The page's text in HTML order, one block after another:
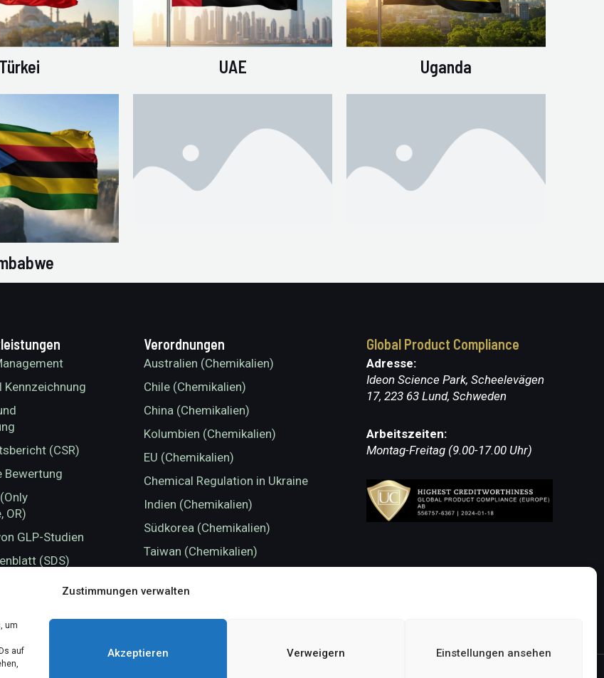
Zustimmungen verwalten
um
auf
Akzeptieren Verweigern Einstellungen ansehen
Türkei UAE Uganda
Kennzeichnung
(CSR)
Bewertung
OR)
GLP-Studien
(SDS)
chemischen
Verordnungen
Australien (Chemikalien)
Chile (Chemikalien)
China (Chemikalien)
Kolumbien (Chemikalien)
EU (Chemikalien)
Chemical Regulation in Ukraine
Indien (Chemikalien)
Südkorea (Chemikalien)
Taiwan (Chemikalien)
Großbritannien (Chemikalien)
Global Product Compliance
Adresse:
Ideon Science Park, Scheelevägen
17, 223 63 Lund, Schweden
Arbeitszeiten:
Montag-Freitag (9.00-17.00 Uhr)